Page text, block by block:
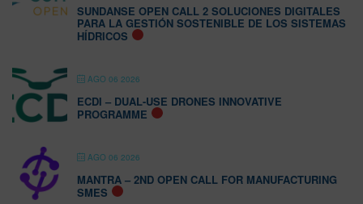
SUNDANSE OPEN CALL 2 SOLUCIONES DIGITALES
PARA LA GESTIÓN SOSTENIBLE DE LOS SISTEMAS
HÍDRICOS
AGO 06 2026
ECDI – DUAL-USE DRONES INNOVATIVE
PROGRAMME
AGO 06 2026
MANTRA – 2ND OPEN CALL FOR MANUFACTURING
SMES